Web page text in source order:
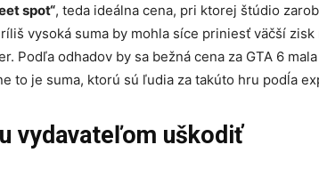
spot“, teda ideálna cena, pri ktorej štúdio
vysoká suma by mohla síce priniesť väčší
Podľa odhadov by sa bežná cena za GTA 6
to je suma, ktorú sú ľudia za takúto hru podĺa
vydavateľom uškodiť